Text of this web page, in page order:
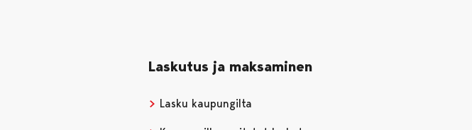
Laskutus ja maksaminen
Lasku kaupungilta